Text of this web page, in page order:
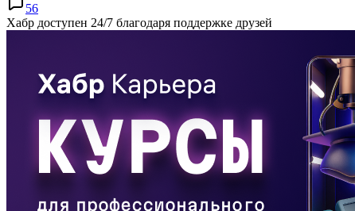
56
Хабр доступен 24/7 благодаря поддержке друзей